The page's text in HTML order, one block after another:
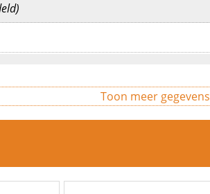
Toon meer gegevens